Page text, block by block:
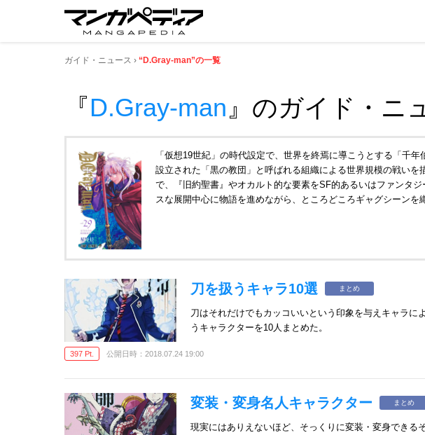
ガイド・ニュース “D.Gray-man”の一覧
『D.Gray-man 』 のガイド・ニ
「仮想19世紀」の時代設定で、世界を終焉に導こうとする「千
設立された「黒の教団」と呼ばれる組織による世界規模の戦いを
で、『旧約聖書』やオカルト的な要素をSF的あるいはファンタ
スな展開中心に物語を進めながら、ところどころギャグシーンを
刀を扱うキャラ10選 まとめ
刀はそれだけでもカッコいいという印象を与えキャラに
うキャラクターを10人まとめた。
397 Pt. 公開日時：2018.07.24 19:00
変装・変身名人キャラクター まとめ
現実にはありえないほど、そっくりに変装・変身できる